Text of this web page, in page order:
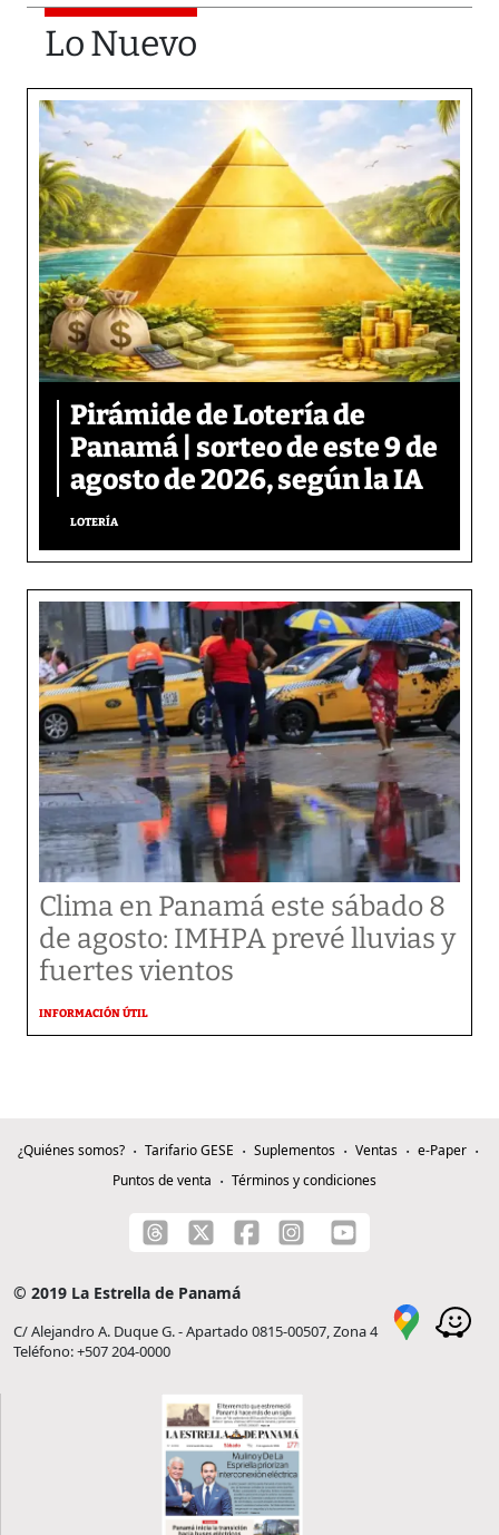
Lo Nuevo
Pirámide de Lotería de
Panamá | sorteo de este 9 de
agosto de 2026, según la IA
LOTERÍA
Clima en Panamá este sábado 8
de agosto: IMHPA prevé lluvias y
fuertes vientos
INFORMACIÓN ÚTIL
¿Quiénes somos? Tarifario GESE Suplementos Ventas
e-Paper
Puntos de venta
Términos y condiciones
© 2019 La Estrella de Panamá
C/ Alejandro A. Duque G. - Apartado 0815-00507, Zona 4
Teléfono: +507 204-0000